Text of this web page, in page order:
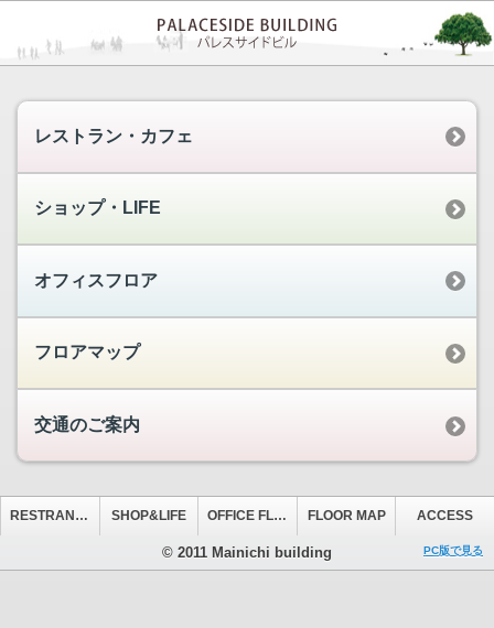
レストラン・カフェ
ショップ・LIFE
オフィスフロア
フロアマップ
交通のご案内
RESTRANT&CAFE SHOP&LIFE OFFICE FLOOR FLOOR MAP ACCESS
© 2011 Mainichi building PC版で見る